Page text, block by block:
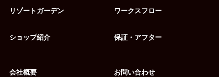
リゾートガーデン
ショップ紹介
ワークスフロー
保証・アフター
会社概要 お問い合わせ